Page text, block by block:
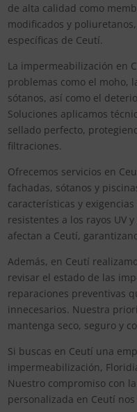
de alta calidad como
modificados y
específicas de Ceutí.
La impermeabilización en
problemas como el moho,
sótanos, así como el
Soluciones aplicamos
sellado perfecto,
filtraciones.
Ofrecemos servicios en
fachadas, sótanos y
características y
resistentes a los rayos UV
afectan a Ceutí,
Además, en Ceutí
revisar el estado de las
reparaciones preventivas
innecesarios. Nuestra
mantenga seco, seguro y
Si buscas en Ceutí una
impermeabilización,
Nuestro compromiso con
personalizada en Ceutí